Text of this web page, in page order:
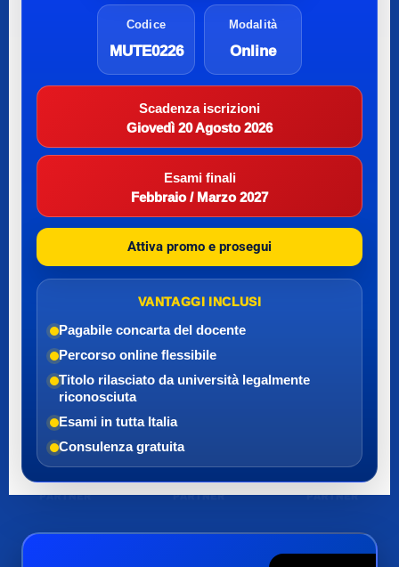
Codice
MUTE0226
Modalità
Online
Scadenza iscrizioni
Giovedì 20 Agosto 2026
Esami finali
Febbraio / Marzo 2027
Attiva promo e prosegui
VANTAGGI INCLUSI
Pagabile concarta del docente
Percorso online flessibile
Titolo rilasciato da università legalmente
riconosciuta
Esami in tutta Italia
Consulenza gratuita